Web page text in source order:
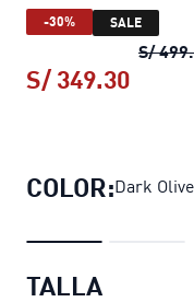
-30% SALE
S/
S/ 349.30
COLOR:Dark Olive
TALLA